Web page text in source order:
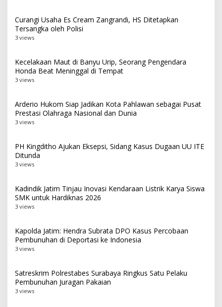
Curangi Usaha Es Cream Zangrandi, HS Ditetapkan
Tersangka oleh Polisi
3 views
Kecelakaan Maut di Banyu Urip, Seorang Pengendara
Honda Beat Meninggal di Tempat
3 views
Arderio Hukom Siap Jadikan Kota Pahlawan sebagai Pusat
Prestasi Olahraga Nasional dan Dunia
3 views
PH Kingditho Ajukan Eksepsi, Sidang Kasus Dugaan UU ITE
Ditunda
3 views
Kadindik Jatim Tinjau Inovasi Kendaraan Listrik Karya Siswa
SMK untuk Hardiknas 2026
3 views
Kapolda Jatim: Hendra Subrata DPO Kasus Percobaan
Pembunuhan di Deportasi ke Indonesia
3 views
Satreskrim Polrestabes Surabaya Ringkus Satu Pelaku
Pembunuhan Juragan Pakaian
3 views